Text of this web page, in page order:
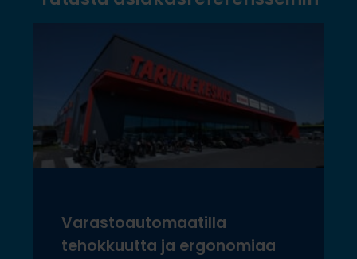
Varastoautomaatilla
tehokkuutta ja ergonomiaa